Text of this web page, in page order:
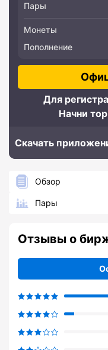
Пары
Монеты
Пополнение
Для
Начни
Скачать
Обзор
Пары
Отзывы о